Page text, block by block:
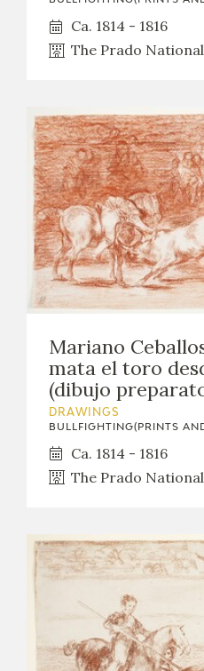
Ca. 1814 - 1816
The Prado
Mariano
mata el toro
(dibujo
DRAWINGS
BULLFIGHTING(PRINTS
Ca. 1814 - 1816
The Prado